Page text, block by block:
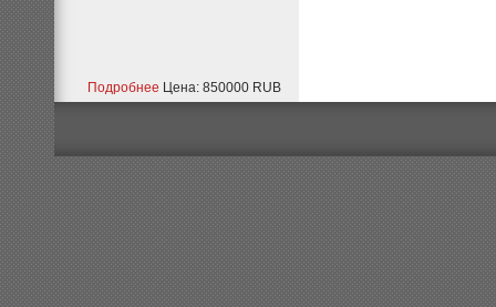
Подробнее Цена: 850000 RUB